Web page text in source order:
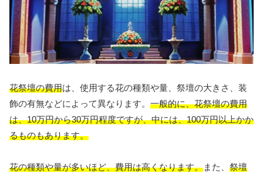
花祭壇の費用は、使用する花の種類や量、祭壇の大きさ、装
飾の有無などによって異なります。 一般的に、花祭壇の費用
は、10万円から30万円程度ですが、中には、100万円以上かか
るものもあります。
花の種類や量が多いほど、費用は高くなります。また、 祭壇